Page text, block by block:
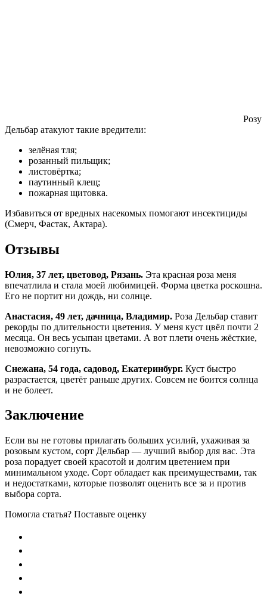
Розу
Дельбар атакуют такие вредители:
зелёная тля;
розанный пильщик;
листовёртка;
паутинный клещ;
пожарная щитовка.
Избавиться от вредных насекомых помогают инсектициды
(Смерч, Фастак, Актара).
Отзывы
Юлия, 37 лет, цветовод, Рязань. Эта красная роза меня
впечатлила и стала моей любимицей. Форма цветка роскошна.
Его не портит ни дождь, ни солнце.
Анастасия, 49 лет, дачница, Владимир. Роза Дельбар ставит
рекорды по длительности цветения. У меня куст цвёл почти 2
месяца. Он весь усыпан цветами. А вот плети очень жёсткие,
невозможно согнуть.
Снежана, 54 года, садовод, Екатеринбург. Куст быстро
разрастается, цветёт раньше других. Совсем не боится солнца
и не болеет.
Заключение
Если вы не готовы прилагать больших усилий, ухаживая за
розовым кустом, сорт Дельбар — лучший выбор для вас. Эта
роза порадует своей красотой и долгим цветением при
минимальном уходе. Сорт обладает как преимуществами, так
и недостатками, которые позволят оценить все за и против
выбора сорта.
Помогла статья? Поставьте оценку